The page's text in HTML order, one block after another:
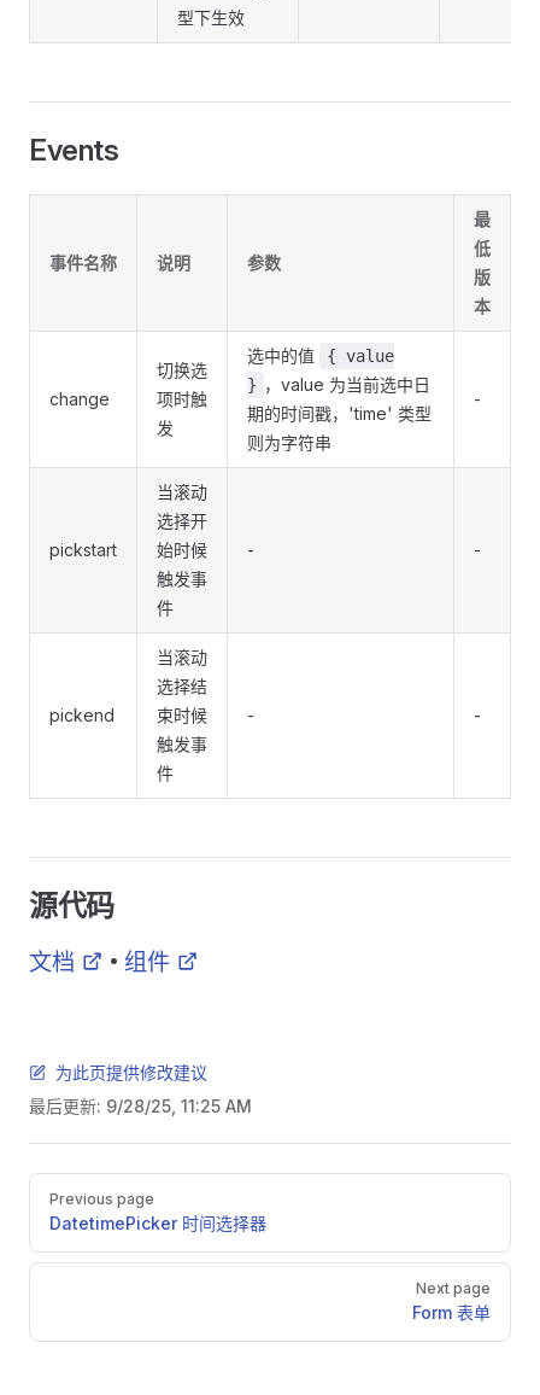
型下生效
Events
事件名称 说明 参数
最
低
版
本
change
切换选
项时触
发
选中的值
{ value
} ，value 为当前选中日
期的时间戳，'time' 类型
则为字符串
-
pickstart
当滚动
选择开
始时候
触发事
件
- -
pickend
当滚动
选择结
束时候
触发事
件
- -
源代码
文档 • 组件
为此页提供修改建议
最后更新: 9/28/25, 11:25 AM
PagerPrevious page
DatetimePicker 时间选择器
Next page
Form 表单